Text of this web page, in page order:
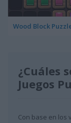
Wood Block
¿Cuáles
Juegos
Con base en los